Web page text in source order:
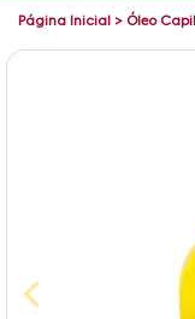
Página Inicial > Óleo